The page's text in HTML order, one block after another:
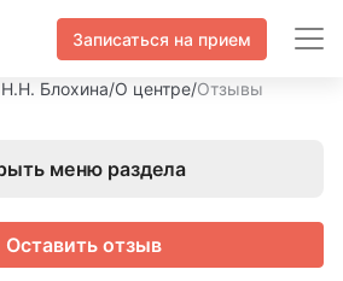
Записаться на прием
Блохина/О центре/Отзывы
меню раздела
Оставить отзыв